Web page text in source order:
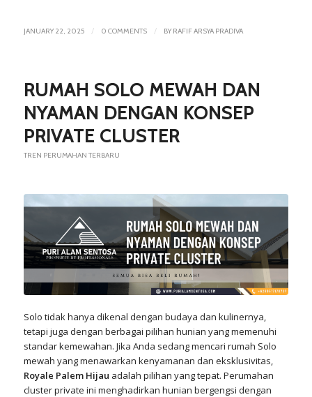
JANUARY 22, 2025 / 0 COMMENTS / BYRAFIF ARSYA PRADIVA
RUMAH SOLO MEWAH DAN
NYAMAN DENGAN KONSEP
PRIVATE CLUSTER
TREN PERUMAHAN TERBARU
Solo tidak hanya dikenal dengan budaya dan kulinernya,
tetapi juga dengan berbagai pilihan hunian yang memenuhi
standar kemewahan. Jika Anda sedang mencari rumah Solo
mewah yang menawarkan kenyamanan dan eksklusivitas,
Royale Palem Hijau adalah pilihan yang tepat. Perumahan
cluster private ini menghadirkan hunian bergengsi dengan